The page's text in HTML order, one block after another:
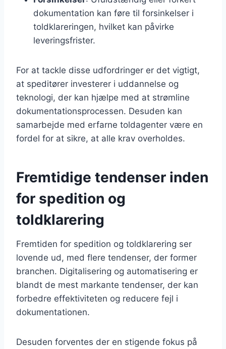
dokumentation kan føre til forsinkelser i
toldklareringen, hvilket kan påvirke
leveringsfrister.
For at tackle disse udfordringer er det vigtigt,
at speditører investerer i uddannelse og
teknologi, der kan hjælpe med at strømline
dokumentationsprocessen. Desuden kan
samarbejde med erfarne toldagenter være en
fordel for at sikre, at alle krav overholdes.
Fremtidige tendenser inden
for spedition og
toldklarering
Fremtiden for spedition og toldklarering ser
lovende ud, med flere tendenser, der former
branchen. Digitalisering og automatisering er
blandt de mest markante tendenser, der kan
forbedre effektiviteten og reducere fejl i
dokumentationen.
Desuden forventes der en stigende fokus på